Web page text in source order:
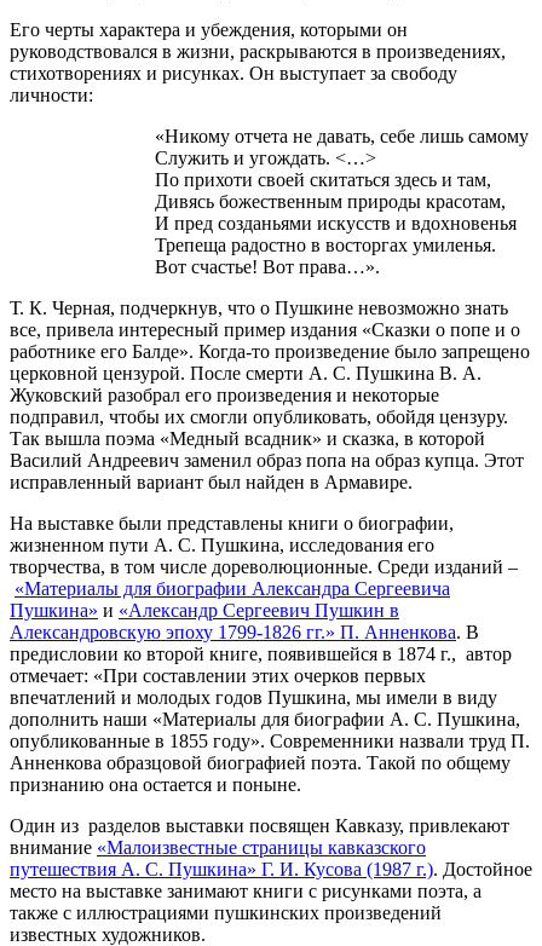
Его черты характера и убеждения, которыми он
руководствовался в жизни, раскрываются в произведениях,
стихотворениях и рисунках. Он выступает за свободу
личности:
«Никому отчета не давать, себе лишь самому
Служить и угождать. <…>
По прихоти своей скитаться здесь и там,
Дивясь божественным природы красотам,
И пред созданьями искусств и вдохновенья
Трепеща радостно в восторгах умиленья.
Вот счастье! Вот права…».
Т. К. Черная, подчеркнув, что о Пушкине невозможно знать
все, привела интересный пример издания «Сказки о попе и о
работнике его Балде». Когда-то произведение было запрещено
церковной цензурой. После смерти А. С. Пушкина В. А.
Жуковский разобрал его произведения и некоторые
подправил, чтобы их смогли опубликовать, обойдя цензуру.
Так вышла поэма «Медный всадник» и сказка, в которой
Василий Андреевич заменил образ попа на образ купца. Этот
исправленный вариант был найден в Армавире.
На выставке были представлены книги о биографии,
жизненном пути А. С. Пушкина, исследования его
творчества, в том числе дореволюционные. Среди изданий –
«Материалы для биографии Александра Сергеевича
Пушкина» и «Александр Сергеевич Пушкин в
Александровскую эпоху 1799-1826 гг.» П. Анненкова. В
предисловии ко второй книге, появившейся в 1874 г., автор
отмечает: «При составлении этих очерков первых
впечатлений и молодых годов Пушкина, мы имели в виду
дополнить наши «Материалы для биографии А. С. Пушкина,
опубликованные в 1855 году». Современники назвали труд П.
Анненкова образцовой биографией поэта. Такой по общему
признанию она остается и поныне.
Один из разделов выставки посвящен Кавказу, привлекают
внимание «Малоизвестные страницы кавказского
путешествия А. С. Пушкина» Г. И. Кусова (1987 г.). Достойное
место на выставке занимают книги с рисунками поэта, а
также с иллюстрациями пушкинских произведений
известных художников.